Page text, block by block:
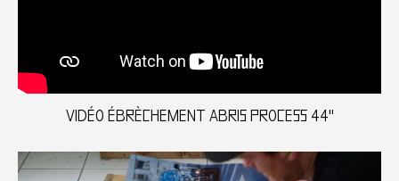
VIDÉO ÉBRÈCHEMENT ABRIS PROCESS 44"